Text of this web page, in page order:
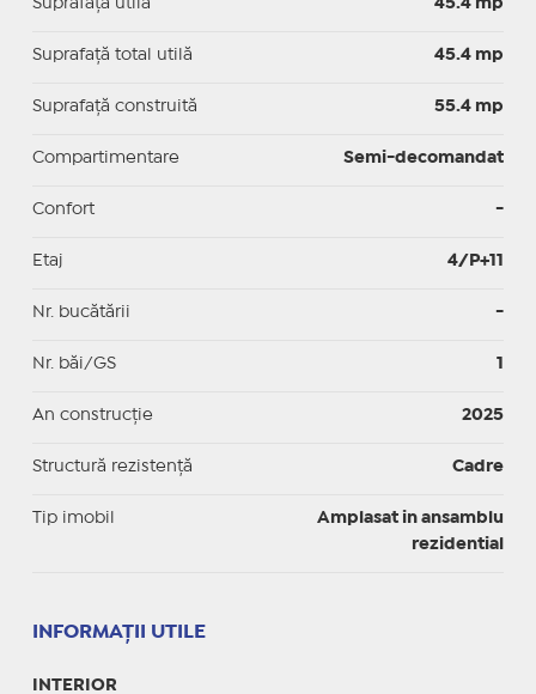
Suprafaţă utilă 45.4 mp
Suprafaţă total utilă 45.4 mp
Suprafaţă construită 55.4 mp
Compartimentare Semi-decomandat
Confort -
Etaj 4/P+11
Nr. bucătării -
Nr. băi/GS 1
An construcție 2025
Structură rezistență Cadre
Tip imobil
Amplasat in ansamblu
rezidential
INFORMAŢII UTILE
INTERIOR